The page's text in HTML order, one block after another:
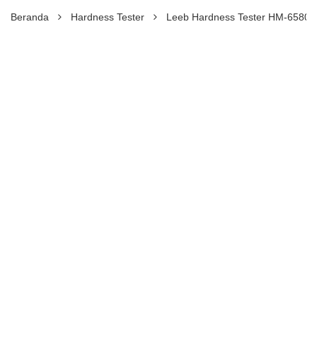
Beranda Hardness Tester Leeb Hardness Tester HM-6580